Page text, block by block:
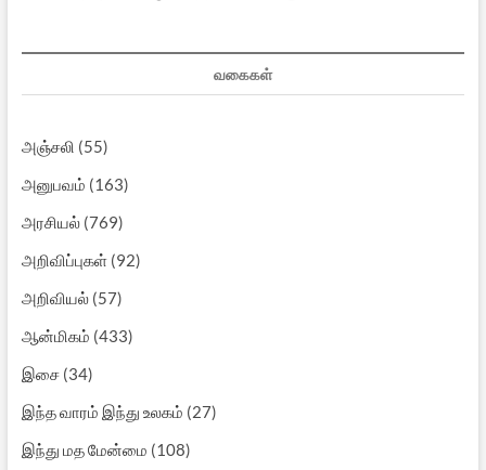
வகைகள்
அஞ்சலி (55)
அனுபவம் (163)
அரசியல்(769)
அறிவிப்புகள்(92)
அறிவியல்(57)
ஆன்மிகம் (433)
இசை(34)
இந்த வாரம் இந்து உலகம் (27)
இந்து மத மேன்மை (108)